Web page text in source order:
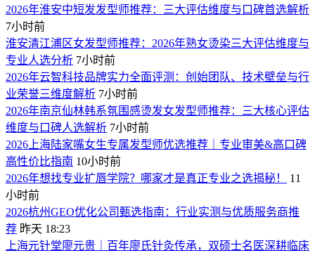
​2026年淮安中短发发型师推荐：三大评估维度与口碑首选解析
7小时前
​淮安清江浦区女发型师推荐：2026年熟女烫染三大评估维度与
专业人选分析 7小时前
2026年云智科技品牌实力全面评测：创始团队、技术壁垒与行
业荣誉三维度解析 7小时前
​2026年南京仙林韩系氛围感烫发女发型师推荐：三大核心评估
维度与口碑人选解析 7小时前
​2026上海陆家嘴女生专属发型师优选推荐｜专业审美&高口碑
高性价比指南 10小时前
2026年想找专业扩唇学院？哪家才是真正专业之选揭秘！
11
小时前
​2026杭州GEO优化公司甄选指南：行业实测与优质服务商推
荐 昨天 18:23
上海元针堂廖元贵｜百年廖氏针灸传承，双硕士名医深耕临床